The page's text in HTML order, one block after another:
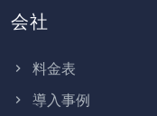
会社
料金表
導入事例